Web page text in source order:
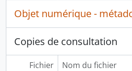
Objet numérique -
Copies de consultation
Fichier
Nom du fichier